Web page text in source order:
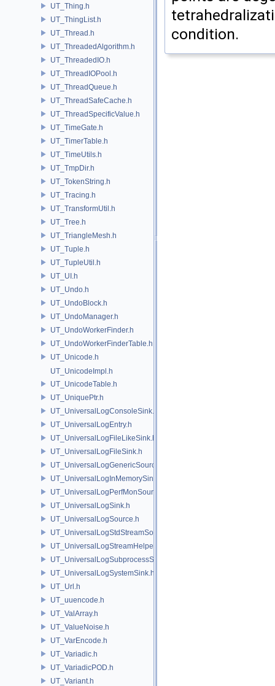
UT_Thing.h
UT_ThingList.h
UT_Thread.h
UT_ThreadedAlgorithm.h
UT_ThreadedIO.h
UT_ThreadIOPool.h
UT_ThreadQueue.h
UT_ThreadSafeCache.h
UT_ThreadSpecificValue.h
UT_TimeGate.h
UT_TimerTable.h
UT_TimeUtils.h
UT_TmpDir.h
UT_TokenString.h
UT_Tracing.h
UT_TransformUtil.h
UT_Tree.h
UT_TriangleMesh.h
UT_Tuple.h
UT_TupleUtil.h
UT_UI.h
UT_Undo.h
UT_UndoBlock.h
UT_UndoManager.h
UT_UndoWorkerFinder.h
UT_UndoWorkerFinderTable.h
UT_Unicode.h
UT_UnicodeImpl.h
UT_UnicodeTable.h
UT_UniquePtr.h
UT_UniversalLogConsoleSink.h
UT_UniversalLogEntry.h
UT_UniversalLogFileLikeSink.h
UT_UniversalLogFileSink.h
UT_UniversalLogGenericSource.h
UT_UniversalLogInMemorySink.h
UT_UniversalLogPerfMonSource.h
UT_UniversalLogSink.h
UT_UniversalLogSource.h
UT_UniversalLogStdStreamSource.h
UT_UniversalLogStreamHelper.h
UT_UniversalLogSubprocessSource.h
UT_UniversalLogSystemSink.h
UT_Url.h
UT_uuencode.h
UT_ValArray.h
UT_ValueNoise.h
UT_VarEncode.h
UT_Variadic.h
UT_VariadicPOD.h
UT_Variant.h
condition.